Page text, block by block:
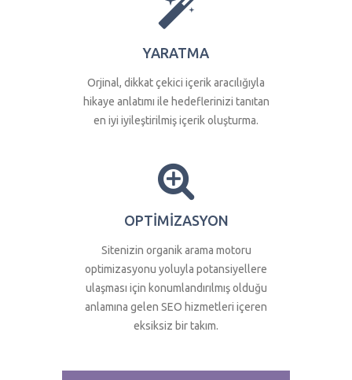
YARATMA
Orjinal, dikkat çekici içerik aracılığıyla
hikaye anlatımı ile hedeflerinizi tanıtan
en iyi iyileştirilmiş içerik oluşturma.
OPTİMİZASYON
Sitenizin organik arama motoru
optimizasyonu yoluyla potansiyellere
ulaşması için konumlandırılmış olduğu
anlamına gelen SEO hizmetleri içeren
eksiksiz bir takım.